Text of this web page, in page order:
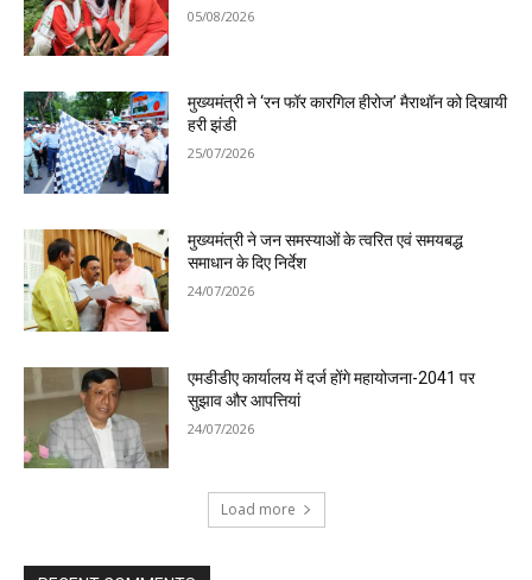
05/08/2026
मुख्यमंत्री ने ‘रन फॉर कारगिल हीरोज’ मैराथॉन को दिखायी
हरी झंडी
25/07/2026
मुख्यमंत्री ने जन समस्याओं के त्वरित एवं समयबद्ध
समाधान के दिए निर्देश
24/07/2026
एमडीडीए कार्यालय में दर्ज होंगे महायोजना-2041 पर
सुझाव और आपत्तियां
24/07/2026
Load more